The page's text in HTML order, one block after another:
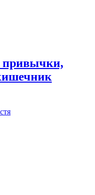
привычки,